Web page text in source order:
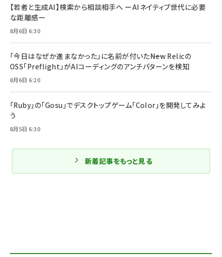
【若者と生成AI】検索から相談相手へ ーAIネイティブ世代に必要
な距離感ー
8月6日 6:30
「今日はなぜか進まなかった」に名前が付いた――New Relicの
OSS「Preflight」がAIコーディングのアンチパターンを検知
8月6日 6:20
「Ruby」の「Gosu」でデスクトップゲーム「Color」を開発してみよ
う
8月5日 6:30
新着記事をもっと見る